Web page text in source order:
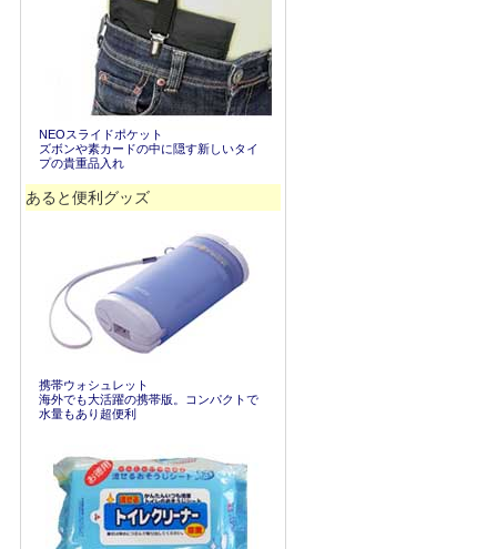
NEOスライドポケット
ズボンや素カードの中に隠す新しいタイ
プの貴重品入れ
あると便利グッズ
携帯ウォシュレット
海外でも大活躍の携帯版。コンパクトで
水量もあり超便利